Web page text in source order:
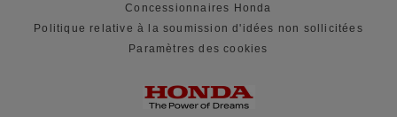
Concessionnaires Honda
Politique relative à la soumission d'idées non sollicitées
Paramètres des cookies